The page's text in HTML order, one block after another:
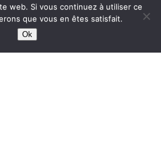
bywp-copyrightpro.com
web. Si vous continuez à utiliser ce
que vous en êtes satisfait.
Ok